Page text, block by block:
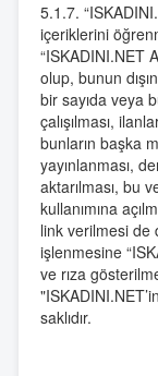
5.1.7.
içeriklerini
“ISKADINI.NET
olup, bunun
bir sayıda veya
çalışılması,
bunların başka
yayınlanması,
aktarılması, bu
kullanımına
link verilmesi de
işlenmesine
ve rıza
saklıdır.